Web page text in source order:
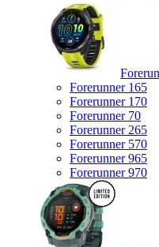
Forerunner 165
Forerunner 170
Forerunner 70
Forerunner 265
Forerunner 570
Forerunner 965
Forerunner 970